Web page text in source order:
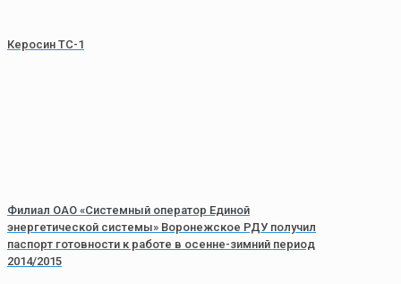
Керосин ТС-1
Филиал ОАО «Системный оператор Единой
энергетической системы» Воронежское РДУ получил
паспорт готовности к работе в осенне-зимний период
2014/2015